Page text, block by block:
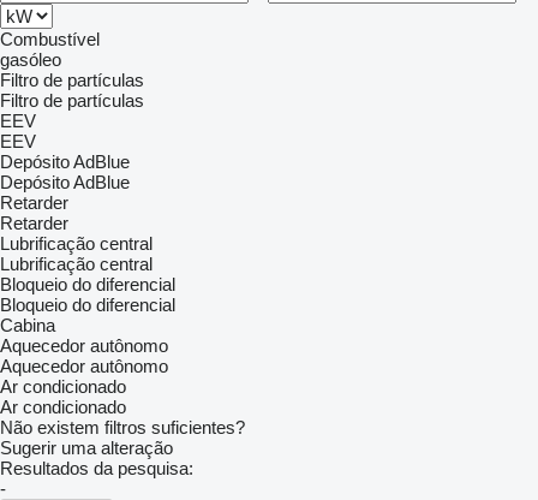
Combustível
gasóleo
Filtro de partículas
Filtro de partículas
EEV
EEV
Depósito AdBlue
Depósito AdBlue
Retarder
Retarder
Lubrificação central
Lubrificação central
Bloqueio do diferencial
Bloqueio do diferencial
Cabina
Aquecedor autônomo
Aquecedor autônomo
Ar condicionado
Ar condicionado
Não existem filtros suficientes?
Sugerir uma alteração
Resultados da pesquisa:
-